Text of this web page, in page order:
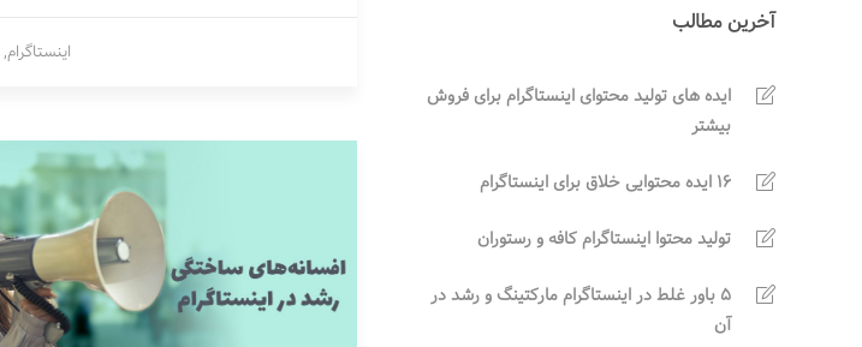
اینستاگرام,
آخرین مطالب
ایده های تولید محتوای اینستاگرام برای فروش
بیشتر
16 ایده محتوایی خلاق برای اینستاگرام
تولید محتوا اینستاگرام کافه و رستوران
5 باور غلط در اینستاگرام مارکتینگ و رشد در
آن